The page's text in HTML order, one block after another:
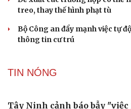
Bê bối thi THPT ở Tuyên
sinh thi thật, học thật bị ảnh
Vụ án điểm 10 môn Toán: Nữ